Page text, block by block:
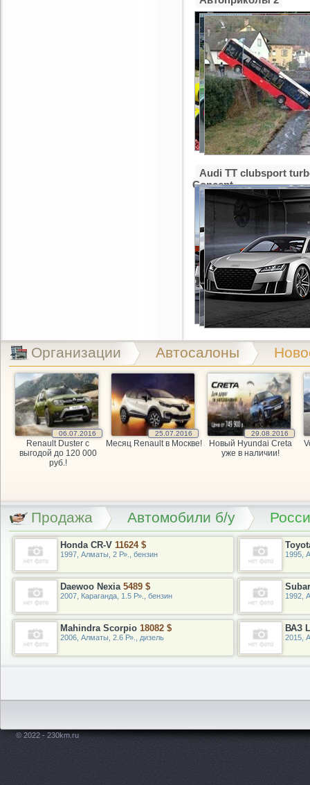
Audi TT clubsport
Concept
Организации Автосалоны
06.07.2016
Renault Duster с
выгодой до 120 000
руб.!
25.07.2016
Месяц Renault в Москве!
29.08.2016
Новый Hyundai Creta
уже в наличии!
Продажа Автомобили б/у
Honda CR-V 11624 $
1997, Алматы, 2 Р»., бензин 1995,
Daewoo Nexia 5489 $
2007, Караганда, 1.5 Р»., бензин 1992,
Mahindra Scorpio 18082 $
2006, Алматы, 2.6 Р»., дизель
ВАЗ
2015,
© 2022 - 230km.ru